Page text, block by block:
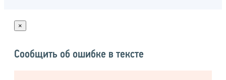
×
Сообщить об ошибке в тексте